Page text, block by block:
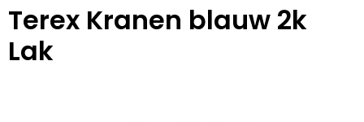
Terex Kranen blauw 2k
Lak